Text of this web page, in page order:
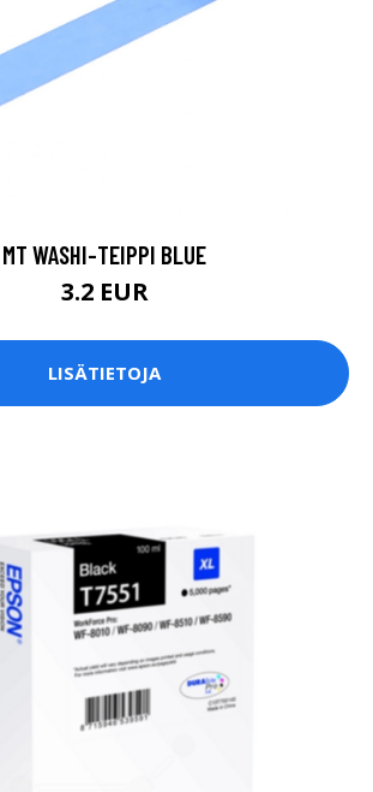
MT WASHI-TEIPPI BLUE
3.2 EUR
LISÄTIETOJA